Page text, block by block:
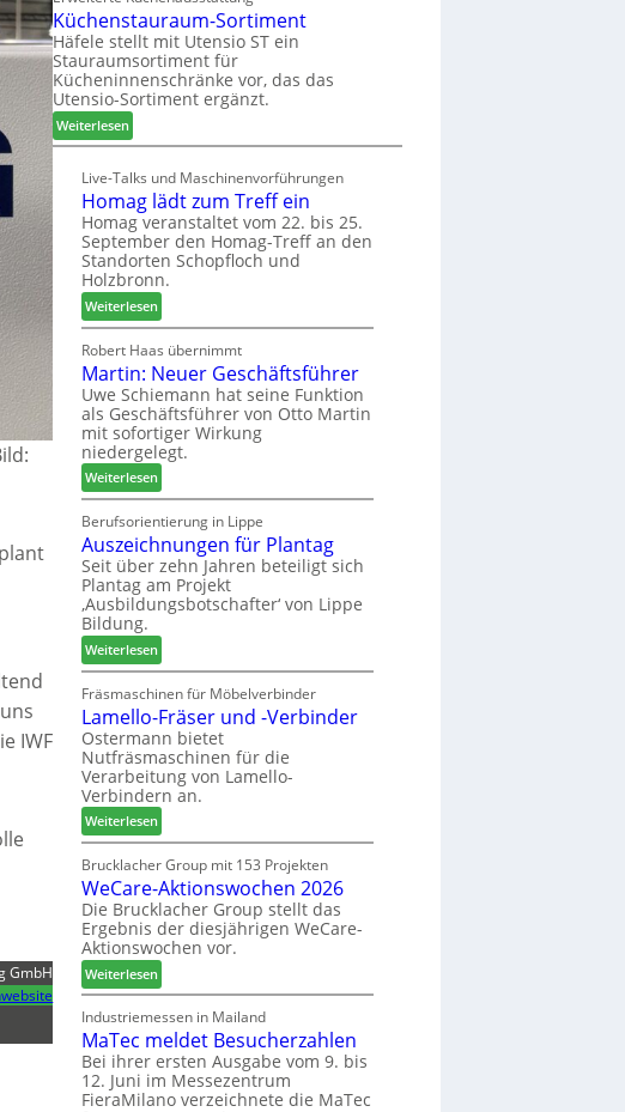
IWF
GmbH
a
n
t
e
x
s
t
e
l
e
n
a
u
s
e
i
P
r
e
i
s
f
ü
r
W
e
m
h
n
e
r
Küchenstauraum-Sortiment
Häfele stellt mit Utensio ST ein
Stauraumsortiment für
Kücheninnenschränke vor, das das
Utensio-Sortiment ergänzt.
Weiterlesen:
K
c
h
e
n
s
t
a
r
a
u
m
-
S
o
t
i
m
e
n
t
Live-Talks und Maschinenvorführungen
Homag lädt zum Treff ein
Homag veranstaltet vom 22. bis 25.
September den Homag-Treff an den
Standorten Schopfloch und
Holzbronn.
Weiterlesen:
H
o
m
a
g
l
ä
d
t
z
u
m
T
r
f
f
e
i
n
Robert Haas übernimmt
Martin: Neuer Geschäftsführer
Uwe Schiemann hat seine Funktion
als Geschäftsführer von Otto Martin
mit sofortiger Wirkung
niedergelegt.
Weiterlesen:
M
a
r
t
i
n
N
e
u
e
r
G
e
s
c
h
ä
f
t
s
f
ü
h
r
e
r
Berufsorientierung in Lippe
Auszeichnungen für Plantag
Seit über zehn Jahren beteiligt sich
Plantag am Projekt
‚Ausbildungsbotschafter‘ von Lippe
Bildung.
Weiterlesen:
A
u
s
z
e
i
c
h
n
u
n
g
e
n
ü
r
P
l
a
n
Fräsmaschinen für Möbelverbinder
Lamello-Fräser und -Verbinder
Ostermann bietet
Nutfräsmaschinen für die
Verarbeitung von Lamello-
Verbindern an.
Weiterlesen:
L
a
m
e
l
l
-
F
r
ä
s
e
Brucklacher Group mit 153 Projekten
WeCare-Aktionswochen 2026
Die Brucklacher Group stellt das
Ergebnis der diesjährigen WeCare-
Aktionswochen vor.
Weiterlesen:
W
e
C
a
r
e
Industriemessen in Mailand
MaTec meldet Besucherzahlen
Bei ihrer ersten Ausgabe vom 9. bis
12. Juni im Messezentrum
FieraMilano verzeichnete die MaTec